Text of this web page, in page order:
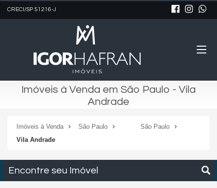
CRECI/SP 51216-J
Imóveis à Venda em São Paulo - Vila
Andrade
Imóveis à Venda São Paulo
São Paulo
Vila Andrade
Encontre seu Imóvel